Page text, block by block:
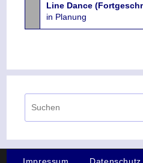
Line Dance
in Planung
Impressum Datenschutz